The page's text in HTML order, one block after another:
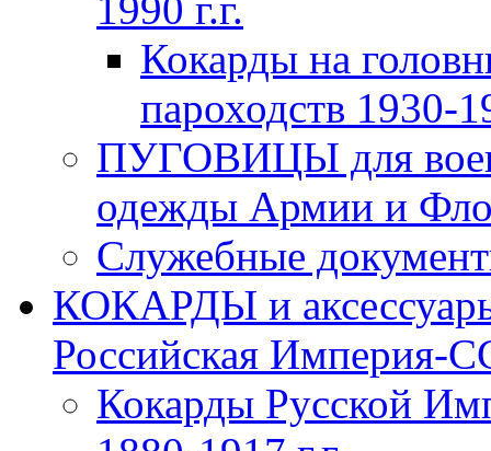
Кокарды на
пароходств 1930-
ПУГОВИЦЫ для
одежды Армии и
Служебные
КОКАРДЫ и
Российская Империя-
Кокарды Русской